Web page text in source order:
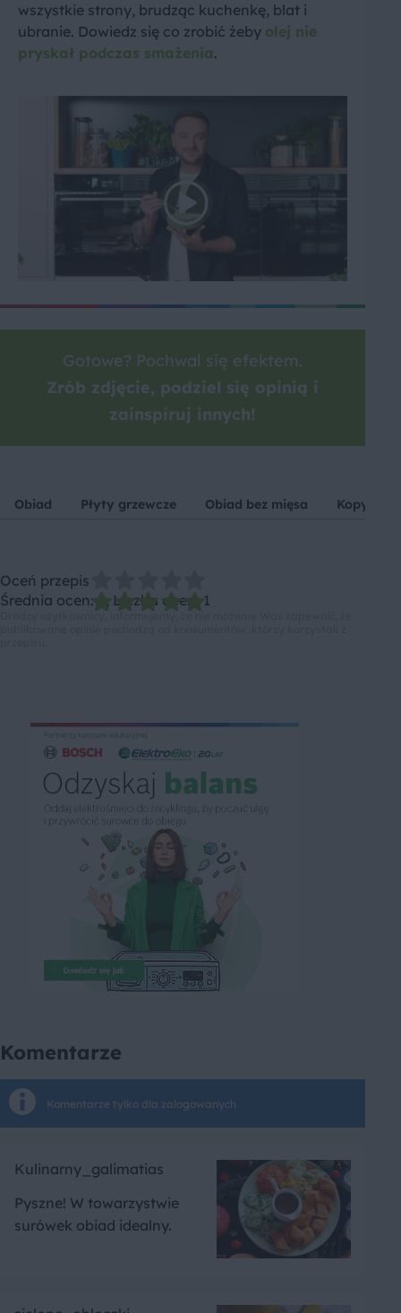
wszystkie strony, brudząc kuchenkę, blat i
ubranie. Dowiedz się co zrobić żeby olej nie
pryskał podczas smażenia.
Gotowe? Pochwal się efektem.
Zrób zdjęcie, podziel się opinią i
zainspiruj innych!
Obiad Płyty grzewcze Obiad bez mięsa Kopytka
Oceń przepis
Średnia ocen: 5, Liczba ocen: 1
Komentarze
Komentarze tylko dla zalogowanych
Kulinarny_galimatias
Pyszne! W towarzystwie
surówek obiad idealny.